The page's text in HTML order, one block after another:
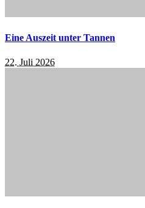
Eine Auszeit unter Tannen
22. Juli 2026